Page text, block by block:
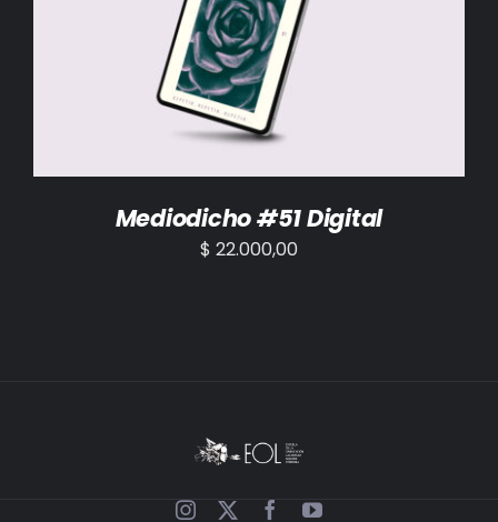
AÑADIR AL CARRITO /
Mediodicho #51 Digital
$ 22.000,00